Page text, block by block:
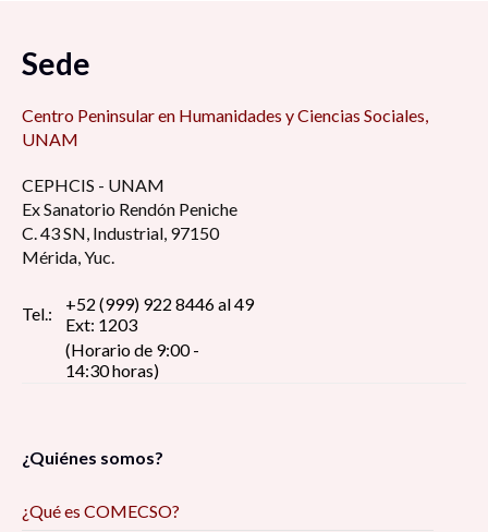
Sede
Centro Peninsular en Humanidades y Ciencias Sociales,
UNAM
CEPHCIS - UNAM
Ex Sanatorio Rendón Peniche
C. 43 SN, Industrial, 97150
Mérida, Yuc.
Tel.:
+52 (999) 922 8446 al 49
Ext: 1203
(Horario de 9:00 -
14:30 horas)
¿Quiénes somos?
¿Qué es COMECSO?